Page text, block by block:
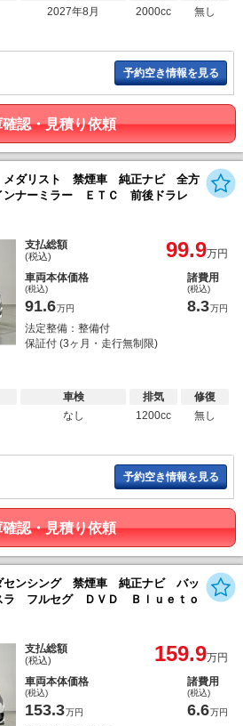
2027年8月
2000cc
無し
予約空き情報を見る
認・見積り依頼
ダリスト 禁煙車 純正ナビ 全方
ナーミラー ＥＴＣ 前後ドラレ
支払総額
(税込) 99.9万円
車両本体価格
(税込)
91.6万円
諸費用
(税込)
8.3万円
法定整備：整備付
保証付 (3ヶ月・走行無制限)
車検
なし
排気
1200cc
修復
無し
予約空き情報を見る
認・見積り依頼
センシング 禁煙車 純正ナビ バッ
ラ フルセグ ＤＶＤ Ｂｌｕｅｔｏ
支払総額
(税込) 159.9万円
車両本体価格
(税込)
153.3万円
諸費用
(税込)
6.6万円